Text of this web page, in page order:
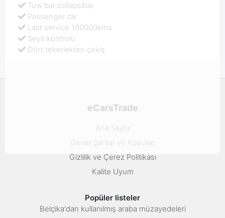
Tow bar collapsible
Passenger car
Last service 100000kms
Seyir kontrolü
Dört tekerlekten çekiş
eCarsTrade
Ana Sayfa
Genel Şartlar ve Koşullar
Gizlilik ve Çerez Politikası
Kalite Uyum
Popüler listeler
Belçika'dan kullanılmış araba müzayedeleri